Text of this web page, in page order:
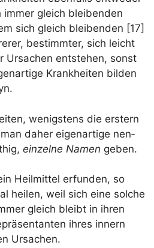
immer gleich blei­ben­den
sich gleich blei­ben­den [17]
bestimm­ter, sich leicht
Ursa­chen ent­ste­hen, sonst
Krank­hei­ten bil­den
wenigs­tens die erstern
daher eigen­ar­ti­ge nen­
ein­zel­ne Namen geben.
Heil­mit­tel erfun­den, so
hei­len, weil sich eine sol­che
gleich bleibt in ihren
ihres innern
Ursachen.